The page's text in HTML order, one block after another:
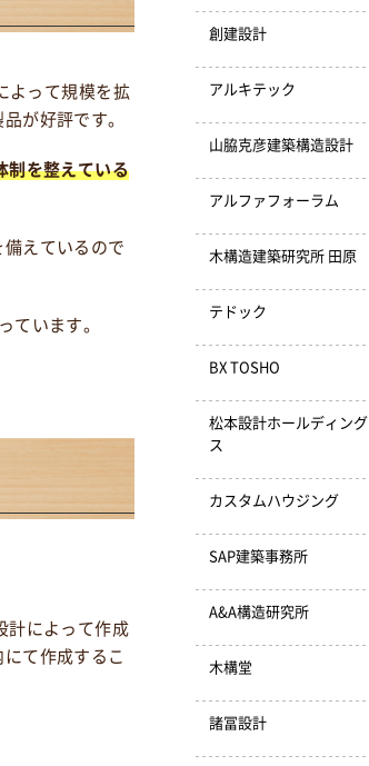
よって規模を拡
が好評です。
制を整えている
えているので
います。
計によって作成
て作成するこ
創建設計
アルキテック
山脇克彦建築構造設計
アルファフォーラム
木構造建築研究所 田原
テドック
BX TOSHO
松本設計ホールディング
ス
カスタムハウジング
SAP建築事務所
A&A構造研究所
木構堂
諸冨設計